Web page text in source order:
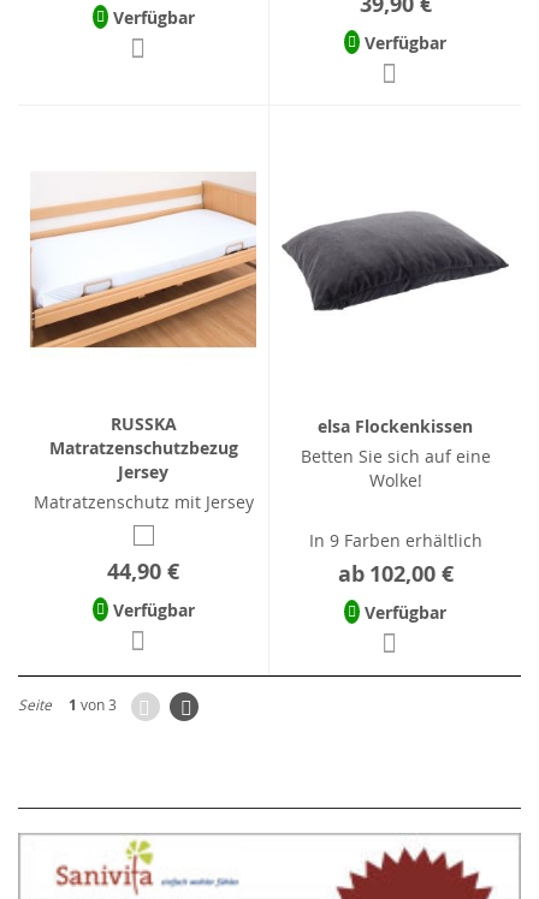
Verfügbar
Verfügbar
RUSSKA
Matratzenschutzbezug
Jersey
Matratzenschutz mit Jersey
44,90 €
Verfügbar
elsa Flockenkissen
Betten Sie sich auf eine
Wolke!
In 9 Farben erhältlich
ab 102,00 €
Verfügbar
Seite 1 von 3 ZurückSeite
Weiter